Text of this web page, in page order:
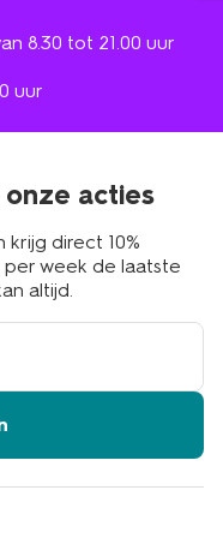
8.30 tot 21.00 uur
uur
acties
direct 10%
week de laatste
altijd.